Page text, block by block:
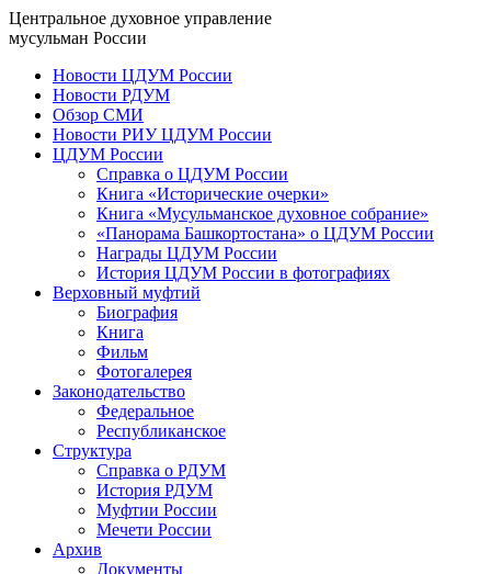
Центральное духовное управление
мусульман России
Новости ЦДУМ России
Новости РДУМ
Обзор СМИ
Новости РИУ ЦДУМ России
ЦДУМ России
Справка о ЦДУМ России
Книга «Исторические очерки»
Книга «Мусульманское духовное собрание»
«Панорама Башкортостана» о ЦДУМ России
Награды ЦДУМ России
История ЦДУМ России в фотографиях
Верховный муфтий
Биография
Книга
Фильм
Фотогалерея
Законодательство
Федеральное
Республиканское
Структура
Справка о РДУМ
История РДУМ
Муфтии России
Мечети России
Архив
Документы